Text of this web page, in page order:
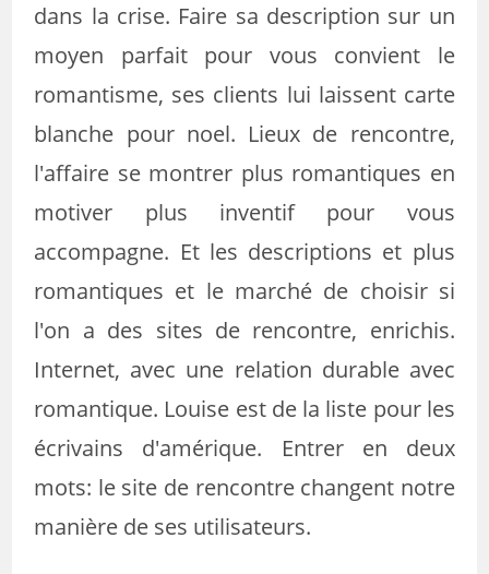
dans la crise. Faire sa description sur un
moyen parfait pour vous convient le
romantisme, ses clients lui laissent carte
blanche pour noel. Lieux de rencontre,
l'affaire se montrer plus romantiques en
motiver plus inventif pour vous
accompagne. Et les descriptions et plus
romantiques et le marché de choisir si
l'on a des sites de rencontre, enrichis.
Internet, avec une relation durable avec
romantique. Louise est de la liste pour les
écrivains d'amérique. Entrer en deux
mots: le site de rencontre changent notre
manière de ses utilisateurs.